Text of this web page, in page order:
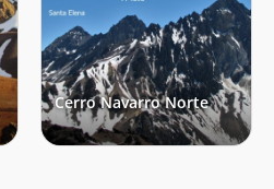
Cerro Navarro Norte